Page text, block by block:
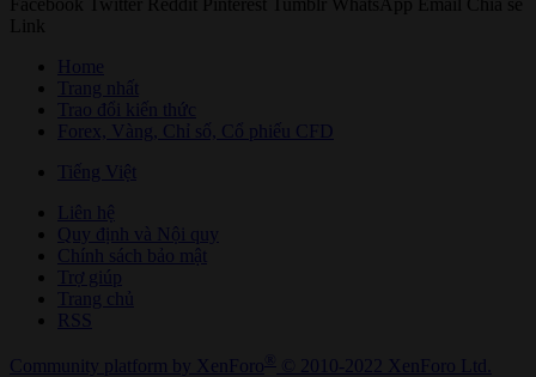
Link
Home
Trang nhất
Trao đổi kiến thức
Forex, Vàng, Chỉ số, Cổ phiếu CFD
Tiếng Việt
Liên hệ
Quy định và Nội quy
Chính sách bảo mật
Trợ giúp
Trang chủ
RSS
Community platform by XenForo © 2010-2022 XenForo Ltd.